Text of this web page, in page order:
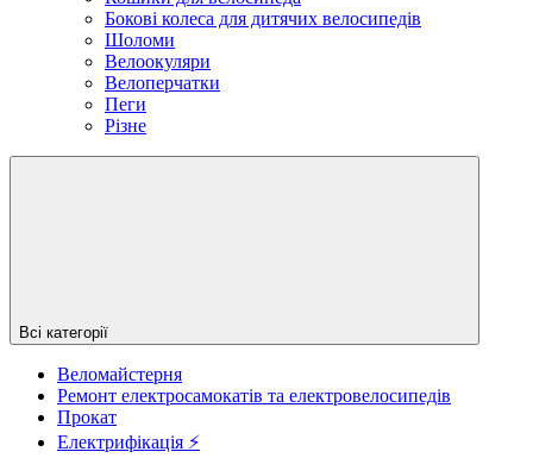
Бокові колеса для дитячих велосипедів
Шоломи
Велоокуляри
Велоперчатки
Пеги
Різне
Всі категорії
Веломайстерня
Ремонт електросамокатів та електровелосипедів
Прокат
Електрифікація ⚡